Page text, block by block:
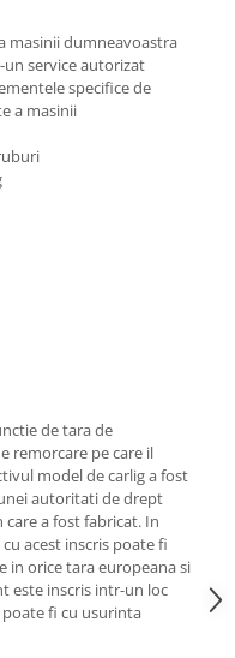
masinii dumneavoastra
service autorizat
specifice de
a masinii
de tara de
remorcare pe care il
model de carlig a fost
autoritati de drept
a fost fabricat. In
acest inscris poate fi
in orice tara europeana si
este inscris intr-un loc
poate fi cu usurinta